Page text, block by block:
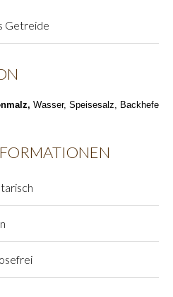
Getreide
Wasser, Speisesalz, Backhefe